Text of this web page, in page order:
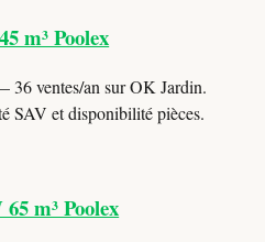
m³ Poolex
36 ventes/an sur OK Jardin.
SAV et disponibilité pièces.
m³ Poolex